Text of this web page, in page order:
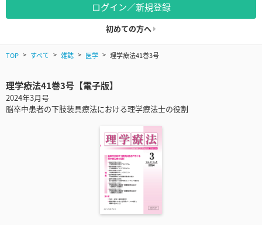
ログイン／新規登録
初めての方へ
TOP すべて 雑誌 医学 理学療法41巻3号
理学療法41巻3号【電子版】
2024年3月号
脳卒中患者の下肢装具療法における理学療法士の役割